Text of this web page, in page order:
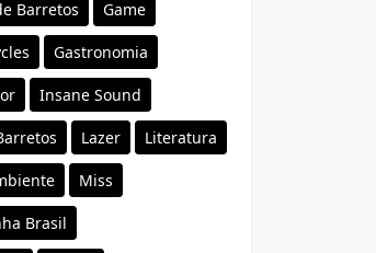
Barretos Game
Gastronomia
Insane Sound
Lazer Literatura
Miss
Brasil